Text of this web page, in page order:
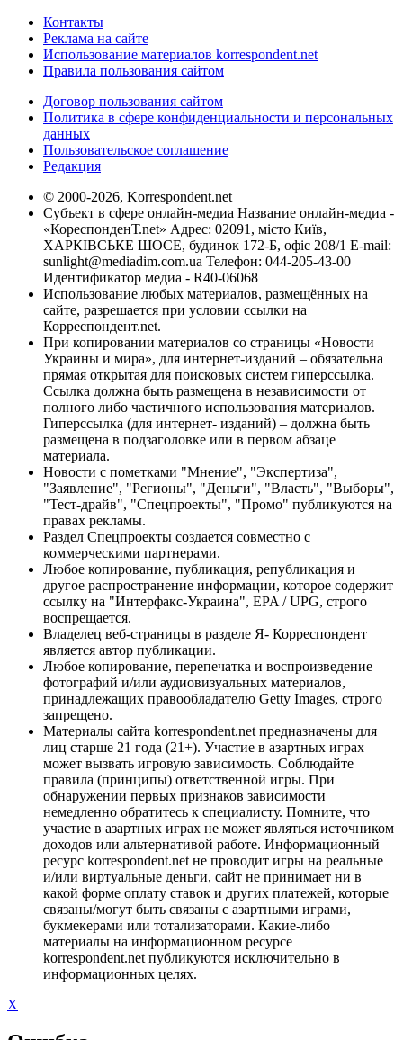
Контакты
Реклама на сайте
Использование материалов korrespondent.net
Правила пользования сайтом
Договор пользования сайтом
Политика в сфере конфиденциальности и персональных
данных
Пользовательское соглашение
Редакция
© 2000-2026, Korrespondent.net
Субъект в сфере онлайн-медиа Название онлайн-медиа -
«КореспонденТ.net» Адрес: 02091, місто Київ,
ХАРКІВСЬКЕ ШОСЕ, будинок 172-Б, офіс 208/1 E-mail:
sunlight@mediadim.com.ua Телефон: 044-205-43-00
Идентификатор медиа - R40-06068
Использование любых материалов, размещённых на
сайте, разрешается при условии ссылки на
Корреспондент.net.
При копировании материалов со страницы «Новости
Украины и мира», для интернет-изданий – обязательна
прямая открытая для поисковых систем гиперссылка.
Ссылка должна быть размещена в независимости от
полного либо частичного использования материалов.
Гиперссылка (для интернет- изданий) – должна быть
размещена в подзаголовке или в первом абзаце
материала.
Новости с пометками "Мнение", "Экспертиза",
"Заявление", "Регионы", "Деньги", "Власть", "Выборы",
"Тест-драйв", "Спецпроекты", "Промо" публикуются на
правах рекламы.
Раздел Спецпроекты создается совместно с
коммерческими партнерами.
Любое копирование, публикация, републикация и
другое распространение информации, которое содержит
ссылку на "Интерфакс-Украина", EPA / UPG, строго
воспрещается.
Владелец веб-страницы в разделе Я- Корреспондент
является автор публикации.
Любое копирование, перепечатка и воспроизведение
фотографий и/или аудиовизуальных материалов,
принадлежащих правообладателю Getty Images, строго
запрещено.
Материалы сайта korrespondent.net предназначены для
лиц старше 21 года (21+). Участие в азартных играх
может вызвать игровую зависимость. Соблюдайте
правила (принципы) ответственной игры. При
обнаружении первых признаков зависимости
немедленно обратитесь к специалисту. Помните, что
участие в азартных играх не может являться источником
доходов или альтернативой работе. Информационный
ресурс korrespondent.net не проводит игры на реальные
и/или виртуальные деньги, сайт не принимает ни в
какой форме оплату ставок и других платежей, которые
связаны/могут быть связаны с азартными играми,
букмекерами или тотализаторами. Какие-либо
материалы на информационном ресурсе
korrespondent.net публикуются исключительно в
информационных целях.
X